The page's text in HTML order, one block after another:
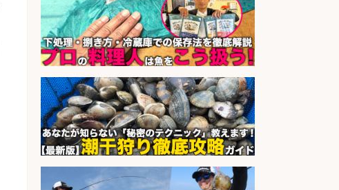
さらに求人情報を見る